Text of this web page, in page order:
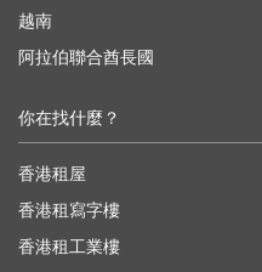
越南
阿拉伯聯合酋長國
你在找什麼？
香港租屋
香港租寫字樓
香港租工業樓